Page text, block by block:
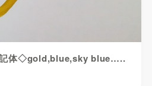
記体◇gold,blue,sky blue…..